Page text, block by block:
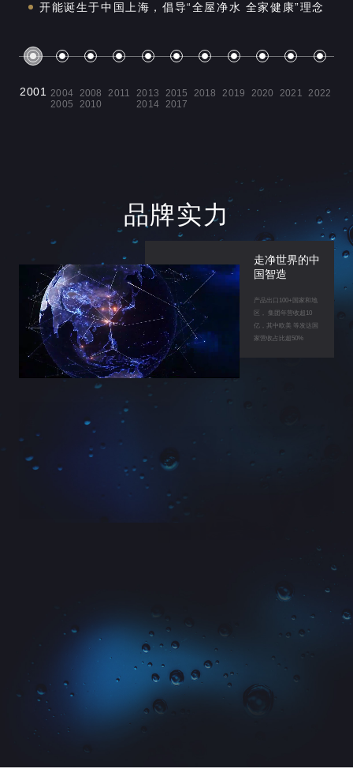
开能诞生于中国上海，倡导“全屋净水 全家健康”理念
开能净水产品远销北美，打开海外市场
开能商务饮水机在北京奥运会投入使用
开能在深交所创业板挂牌上市（证券代码：300272）
为上海世界游泳锦标赛提供净化饮水保障
开能净水产品入驻波兰总统府
自主生产反渗透膜
开能软水机、复合材料压力容器和控制阀获得ACS国际
成立开能华宇，巩固POE实力，提升产能
开能建立现代物流立体仓库
收购浙江润鑫，加强POU生产实力
收购北美Hydrotech等知名品牌
与GE、Suez、Selecto达成战略合作伙伴关系
收购世纪丰源，正式进军校园公共饮水领域
荣获全国净水行业质量领先企业称号
荣获中国环境商会抗疫突出贡献会员企业
开能成立20周年上市10周年，是一家全球化、专业全屋
开能自制软水机获得英国WRAS认证。
上海制造基地玻璃钢桶年产超1,000,000只。
连续12年获得美国NSF International权威认证
2001 2004
2005
2008
2010
2011
2013
2014
2015
2017
2018 2019 2020 2021 2022
品牌实力
走净世界的中
国智造
产品出口100+国家和地
区， 集团年营收超10
亿，其中欧美 等发达国
家营收占比超50%